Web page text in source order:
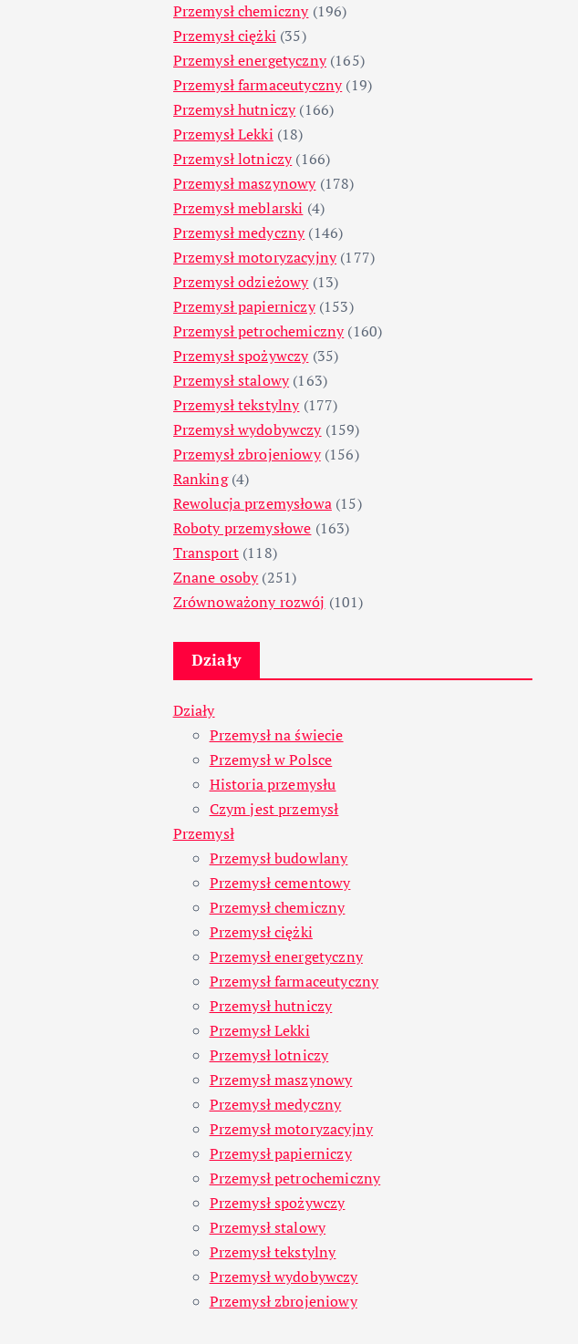
Przemysł chemiczny(196)
Przemysł ciężki (35)
Przemysł energetyczny(165)
Przemysł farmaceutyczny(19)
Przemysł hutniczy(166)
Przemysł Lekki (18)
Przemysł lotniczy(166)
Przemysł maszynowy(178)
Przemysł meblarski (4)
Przemysł medyczny(146)
Przemysł motoryzacyjny(177)
Przemysł odzieżowy(13)
Przemysł papierniczy(153)
Przemysł petrochemiczny(160)
Przemysł spożywczy(35)
Przemysł stalowy(163)
Przemysł tekstylny(177)
Przemysł wydobywczy(159)
Przemysł zbrojeniowy(156)
Ranking(4)
Rewolucja przemysłowa(15)
Roboty przemysłowe (163)
Transport (118)
Znane osoby(251)
Zrównoważony rozwój (101)
Działy
Działy
Przemysł na świecie
Przemysł w Polsce
Historia przemysłu
Czym jest przemysł
Przemysł
Przemysł budowlany
Przemysł cementowy
Przemysł chemiczny
Przemysł ciężki
Przemysł energetyczny
Przemysł farmaceutyczny
Przemysł hutniczy
Przemysł Lekki
Przemysł lotniczy
Przemysł maszynowy
Przemysł medyczny
Przemysł motoryzacyjny
Przemysł papierniczy
Przemysł petrochemiczny
Przemysł spożywczy
Przemysł stalowy
Przemysł tekstylny
Przemysł wydobywczy
Przemysł zbrojeniowy